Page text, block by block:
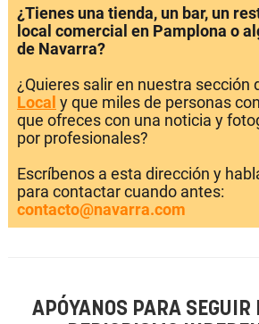
¿Tienes una tienda, un bar, un
local comercial en Pamplona o
de Navarra?
¿Quieres salir en nuestra sección
Local y que miles de personas
que ofreces con una noticia y
por profesionales?
Escríbenos a esta dirección y
para contactar cuando antes:
contacto@navarra.com
APÓYANOS PARA SEGUIR